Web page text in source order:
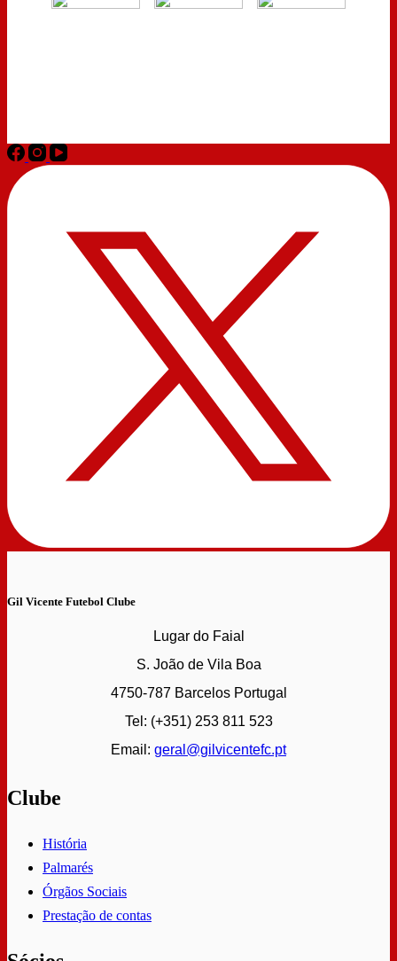
Gil Vicente Futebol Clube
Lugar do Faial
S. João de Vila Boa
4750-787 Barcelos Portugal
Tel: (+351) 253 811 523
Email: geral@gilvicentefc.pt
Clube
História
Palmarés
Órgãos Sociais
Prestação de contas